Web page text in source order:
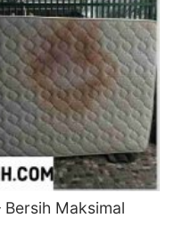
Maksimal